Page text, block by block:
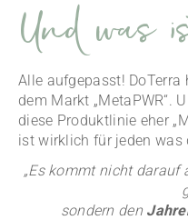
Und was
Alle aufgepasst!
dem Markt „MetaPWR“.
diese Produktlinie eher
ist wirklich für jeden was
„Es kommt nicht darauf
sondern den